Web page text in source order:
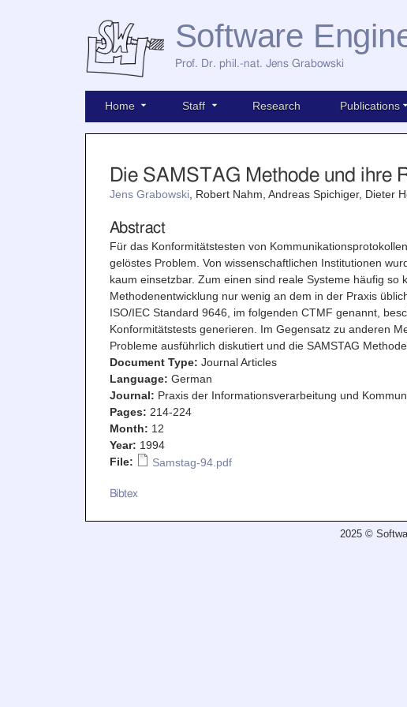
Software
Prof. Dr. phil.-nat. Jens Grabowski
Home Staff Research Publications
Die SAMSTAG Methode und ihre
Jens Grabowski, Robert Nahm, Andreas Spichiger, Dieter
Abstract
Für das Konformitätstesten von
gelöstes Problem. Von wissenschaftlichen Institutionen
kaum einsetzbar. Zum einen sind reale Systeme häufig
Methodenentwicklung nur wenig an dem in der Praxis
ISO/IEC Standard 9646, im folgenden CTMF genannt,
Konformitätstests generieren. Im Gegensatz zu anderen
Probleme ausführlich diskutiert und die SAMSTAG
Document Type: Journal Articles
Language: German
Journal: Praxis der Informationsverarbeitung und
Pages: 214-224
Month: 12
Year: 1994
File:
Samstag-94.pdf
Bibtex
2025 ©